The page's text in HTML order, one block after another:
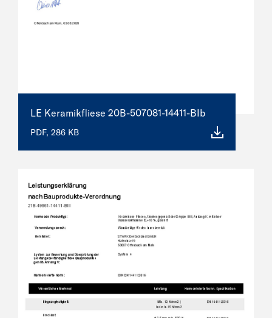
LE Keramikfliese 20B-507081-14411-BIb
PDF, 286 KB